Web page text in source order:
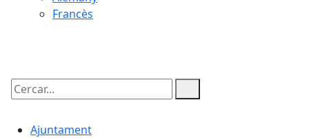
Francès
Cercar:
Ajuntament